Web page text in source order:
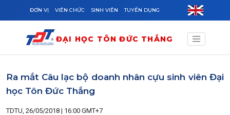
Skip to main content
ĐƠN VỊ VIÊN CHỨC SINH VIÊN TUYỂN DỤNG
ĐẠI HỌC TÔN ĐỨC THẮNG
Ra mắt Câu lạc bộ doanh nhân cựu sinh viên Đại
học Tôn Đức Thắng
TDTU, 26/05/2018 | 16:00 GMT+7